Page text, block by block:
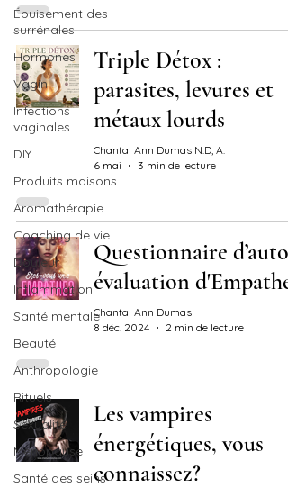
Épuisement des
surrénales
Hormones
Vagin
Infections
vaginales
DIY
Produits maisons
Aromathérapie
Coaching de vie
Douleur
Inflammation
Santé mentale
Beauté
Anthropologie
Rituels
Sexualité
Ménopause
Santé des seins
Triple Détox :
parasites, levures et
métaux lourds
Chantal Ann Dumas N.D, A.
6 mai
3 min de lecture
Questionnaire d’auto-
évaluation d'Empathe
Chantal Ann Dumas
8 déc. 2024
2 min de lecture
Les vampires
énergétiques, vous
connaissez?